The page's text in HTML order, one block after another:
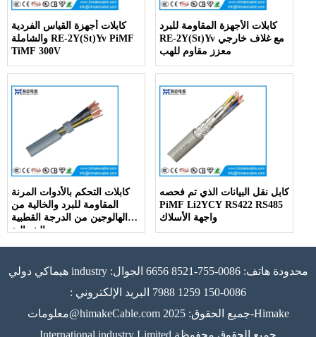
كابلات أجهزة القياس الفردية
والشاملة RE-2Y(St)Yv PiMF
TiMF 300V
كابلات الأجهزة المقاومة للبرد
RE-2Y(St)Yv مع غلاف خارجي
معزز مقاوم للهب
كابلات التحكم بالأدوات المرنة
المقاومة للبرد والخالية من
الهالوجين من الدرجة القطبية
الشمالية
كابل نقل البيانات الذي تم فحصه
PiMF Li2YCY RS422 RS485
واجهة الأسلاك
هيماكي دولي industry محدودة هاتف: 0086-755-8521 6656 الجوال:
0086-150 1259 7988 البريد الإلكتروني :
معلومات@himakeCable.com جميع الحقوق: 2025-Himake
International industry Limited جميع الحقوق محفوظة